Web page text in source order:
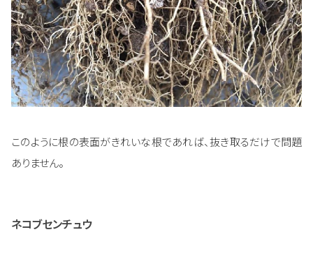
このように根の表面がきれいな根であれば、抜き取るだけで問題
ありません。
ネコブセンチュウ